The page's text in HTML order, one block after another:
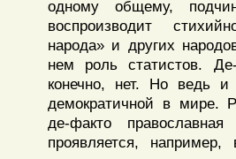
одному общему,
воспроизводит
народа» и других
нем роль статистов.
конечно, нет. Но ведь и
демократичной в мире.
де-факто
проявляется,